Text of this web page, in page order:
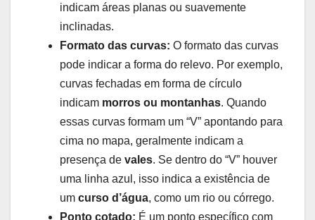
indicam áreas planas ou suavemente
inclinadas.
Formato das curvas: O formato das curvas
pode indicar a forma do relevo. Por exemplo,
curvas fechadas em forma de círculo
indicam morros ou montanhas. Quando
essas curvas formam um “V” apontando para
cima no mapa, geralmente indicam a
presença de vales. Se dentro do “V” houver
uma linha azul, isso indica a existência de
um curso d’água, como um rio ou córrego.
Ponto cotado: É um ponto específico com